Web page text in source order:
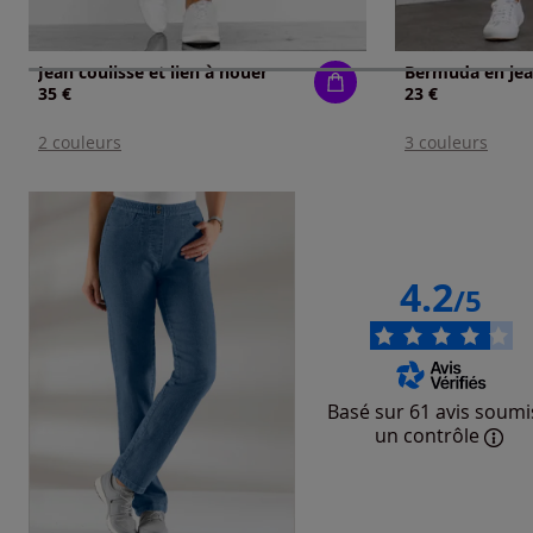
Jean coulisse et lien à nouer
35 €
2 couleurs
Bermuda en
23 €
3 couleurs
4.2/5
Basé sur 61 avis
un contrôle